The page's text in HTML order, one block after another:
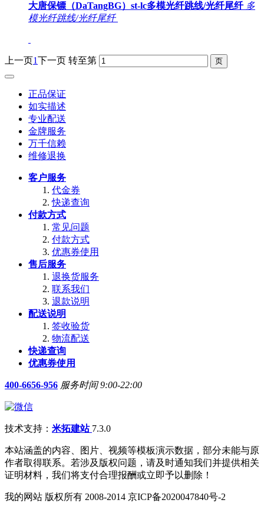
大唐保镖（DaTangBG）st-lc多模光纤跳线/光纤尾纤 多
模光纤跳线/光纤尾纤
上一页1下一页 转至第
正品保证
如实描述
专业配送
金牌服务
万千信赖
维修退换
客户服务
代金券
快递查询
付款方式
常见问题
付款方式
优惠券使用
售后服务
退换货服务
联系我们
退款说明
配送说明
签收验货
物流配送
快递查询
优惠券使用
400-6656-956 服务时间 9:00-22:00
技术支持： 米拓建站 7.3.0
本站涵盖的内容、图片、视频等模板演示数据，部分未能与原
作者取得联系。若涉及版权问题，请及时通知我们并提供相关
证明材料，我们将支付合理报酬或立即予以删除！
我的网站 版权所有 2008-2014 京ICP备2020047840号-2